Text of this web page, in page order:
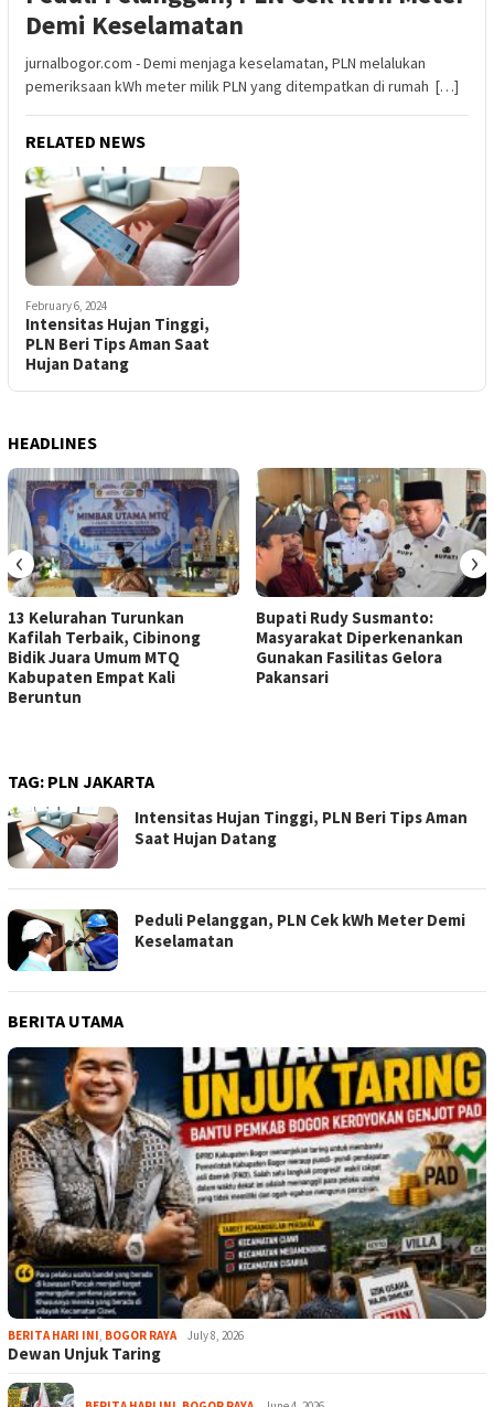
Demi Keselamatan
jurnalbogor.com - Demi menjaga keselamatan, PLN melalukan
pemeriksaan kWh meter milik PLN yang ditempatkan di rumah […]
RELATED NEWS
February 6, 2024
Intensitas Hujan Tinggi,
PLN Beri Tips Aman Saat
Hujan Datang
HEADLINES
13 Kelurahan Turunkan
Kafilah Terbaik, Cibinong
Bidik Juara Umum MTQ
Kabupaten Empat Kali
Beruntun
Bupati Rudy Susmanto:
Masyarakat Diperkenankan
Gunakan Fasilitas Gelora
Pakansari
‹ ›
TAG: PLN JAKARTA
Intensitas Hujan Tinggi, PLN Beri Tips Aman
Saat Hujan Datang
Peduli Pelanggan, PLN Cek kWh Meter Demi
Keselamatan
BERITA UTAMA
BERITA HARI INI, BOGOR RAYA July 8, 2026
Dewan Unjuk Taring